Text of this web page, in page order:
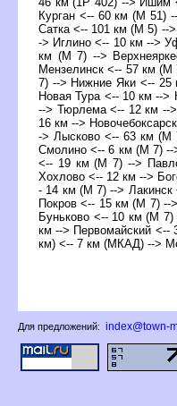
Курган <-- 60 км (М 51)
Сатка <-- 101 км (М 5) --
-> Иглино <-- 10 км -->
км (М 7) -->
Мензелинск <-- 57 км
7) --> Нижние Яки <--
Новая Тура <-- 10 км --
--> Тюрлема <-- 12 км --
16 км -->
-> Лысково <-- 63 км (М
Смолино <-- 6 км (М 7) --
<-- 19 км (М 7) -->
Хохлово <-- 12 км -->
- 14 км (М 7) -->
Покров <-- 15 км (М 7)
Буньково <-- 10 км (М 7)
км --> Первомайский
км) <-- 7 км (МКАД) -->
Для предложений: index@town-